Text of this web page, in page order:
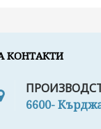
КОНТАКТИ
6600-